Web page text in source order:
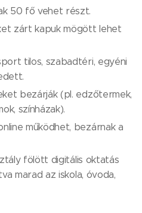
50 fő vehet részt.
zárt kapuk mögött lehet
tilos, szabadtéri, egyéni
bezárják (pl. edzőtermek,
színházak).
működhet, bezárnak a
fölött digitális oktatás
marad az iskola, óvoda,